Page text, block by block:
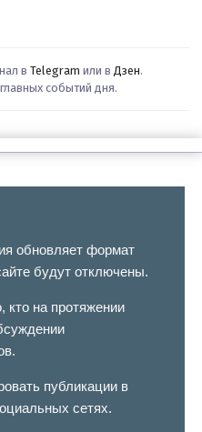
в Telegram или в Дзен.
событий дня.
обновляет формат
будут отключены.
кто на протяжении
публикации в
сетях.